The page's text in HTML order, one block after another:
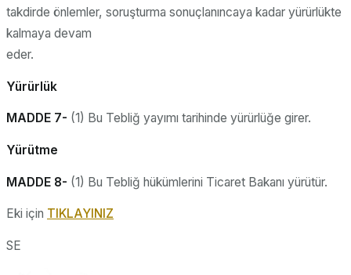
takdirde önlemler, soruşturma sonuçlanıncaya kadar yürürlükte
kalmaya devam
eder.
Yürürlük
MADDE 7- (1) Bu Tebliğ yayımı tarihinde yürürlüğe girer.
Yürütme
MADDE 8- (1) Bu Tebliğ hükümlerini Ticaret Bakanı yürütür.
Eki için TIKLAYINIZ
SE